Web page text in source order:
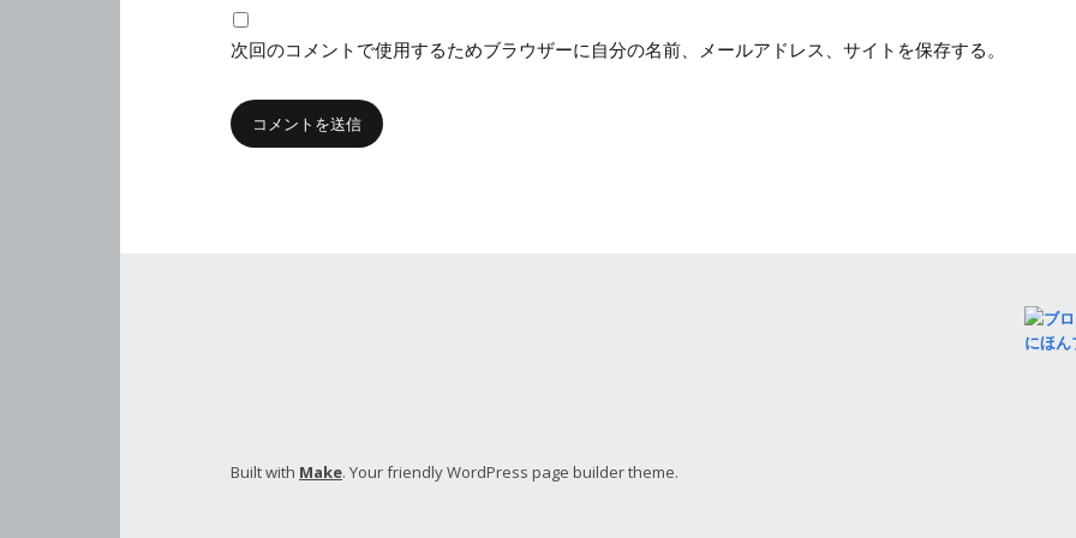
次回のコメントで使用するためブラウザーに自分の名前、メールアドレス、サイトを保存する。
にほ
Built with Make. Your friendly WordPress page builder theme.